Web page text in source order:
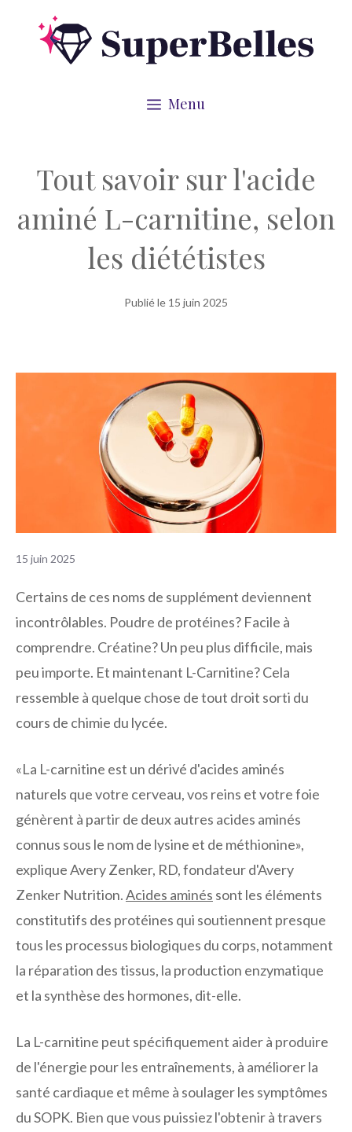
Menu
Tout savoir sur l'acide
aminé L-carnitine, selon
les diététistes
Publié le 15 juin 2025
15 juin 2025
Certains de ces noms de supplément deviennent
incontrôlables. Poudre de protéines? Facile à
comprendre. Créatine? Un peu plus difficile, mais
peu importe. Et maintenant L-Carnitine? Cela
ressemble à quelque chose de tout droit sorti du
cours de chimie du lycée.
«La L-carnitine est un dérivé d'acides aminés
naturels que votre cerveau, vos reins et votre foie
génèrent à partir de deux autres acides aminés
connus sous le nom de lysine et de méthionine»,
explique Avery Zenker, RD, fondateur d'Avery
Zenker Nutrition.Acides aminés sont les éléments
constitutifs des protéines qui soutiennent presque
tous les processus biologiques du corps, notamment
la réparation des tissus, la production enzymatique
et la synthèse des hormones, dit-elle.
La L-carnitine peut spécifiquement aider à produire
de l'énergie pour les entraînements, à améliorer la
santé cardiaque et même à soulager les symptômes
du SOPK. Bien que vous puissiez l'obtenir à travers